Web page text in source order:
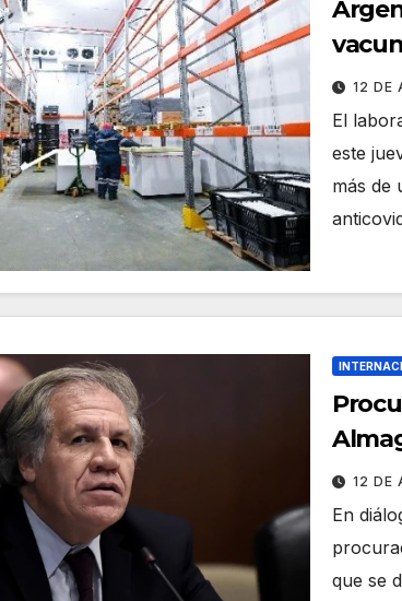
12 DE
El
este
más de
12 DE
En
que se